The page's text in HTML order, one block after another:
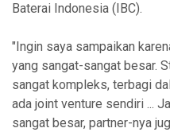
Baterai Indonesia (IBC).
"Ingin saya sampaikan
yang sangat-sangat besar.
sangat kompleks, terbagi
ada joint venture sendiri ...
sangat besar, partner-nya